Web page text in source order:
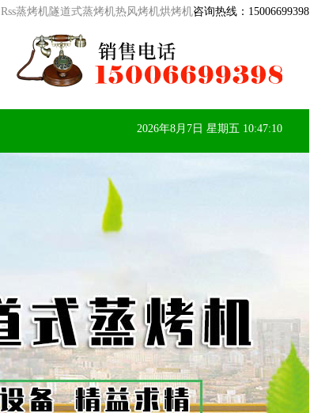
Rss蒸烤机隧道式蒸烤机热风烤机烘烤机咨询热线： 15006699398
2026年8月7日 星期五 10:47:11